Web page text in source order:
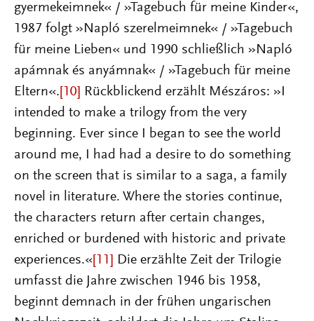
gyermekeimnek« / »Tagebuch für meine Kinder«,
1987 folgt »Napló szerelmeimnek« / »Tagebuch
für meine Lieben« und 1990 schließlich »Napló
apámnak és anyámnak« / »Tagebuch für meine
Eltern«. [10] Rückblickend erzählt Mészáros: »I
intended to make a trilogy from the very
beginning. Ever since I began to see the world
around me, I had had a desire to do something
on the screen that is similar to a saga, a family
novel in literature. Where the stories continue,
the characters return after certain changes,
enriched or burdened with historic and private
experiences.« [11]
Die erzählte Zeit der Trilogie
umfasst die Jahre zwischen 1946 bis 1958,
beginnt demnach in der frühen ungarischen